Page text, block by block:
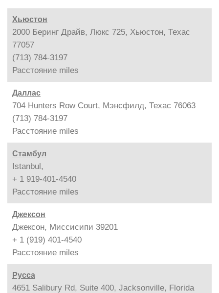
Хьюстон
2000 Беринг Драйв, Люкс 725, Хьюстон, Техас
77057
(713) 784-3197
Расстояние miles
Даллас
704 Hunters Row Court, Мэнсфилд, Техас 76063
(713) 784-3197
Расстояние miles
Стамбул
Istanbul,
+ 1 919-401-4540
Расстояние miles
Джексон
Джексон, Миссисипи 39201
+ 1 (919) 401-4540
Расстояние miles
Русса
4651 Salibury Rd, Suite 400, Jacksonville, Florida